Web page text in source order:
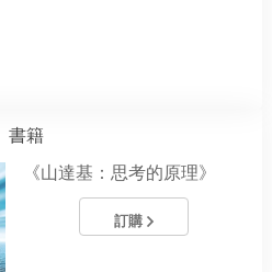
書籍
《山達基：思考的原理》
訂購